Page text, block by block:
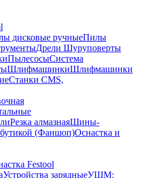
дисковые ручныеПилы
Дрели Шуруповерты
ПылесосыСистема
ШлифмашинкиШлифмашинки
Станки CMS,
Резка алмазнаяШины-
(Фаншоп)Оснастка и
Festool
Устройства зарядныеУШМ: